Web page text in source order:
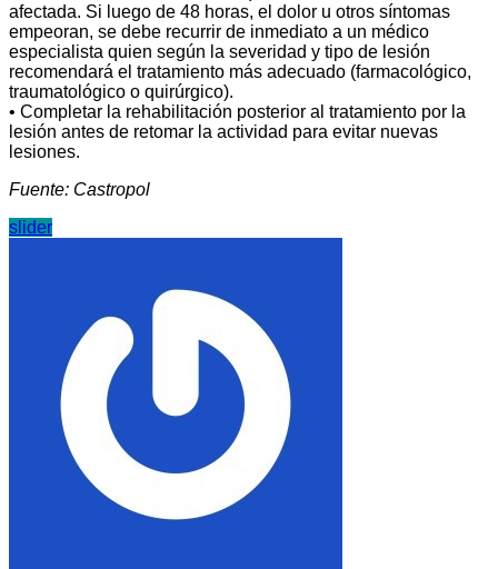
afectada. Si luego de 48 horas, el dolor u otros síntomas
empeoran, se debe recurrir de inmediato a un médico
especialista quien según la severidad y tipo de lesión
recomendará el tratamiento más adecuado (farmacológico,
traumatológico o quirúrgico).
• Completar la rehabilitación posterior al tratamiento por la
lesión antes de retomar la actividad para evitar nuevas
lesiones.
Fuente: Castropol
slider